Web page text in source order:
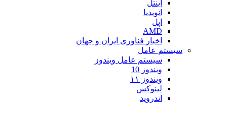
اینتل
انویدیا
اپل
AMD
اخبار فناوری ایران و جهان
سیستم عامل
سیستم عامل ویندوز
ویندوز 10
ویندوز ۱۱
لینوکس
اندروید